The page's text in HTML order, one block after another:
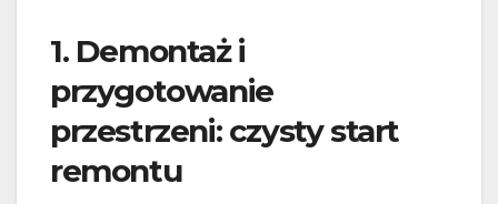
1. Demontaż i
przygotowanie
przestrzeni: czysty start
remontu